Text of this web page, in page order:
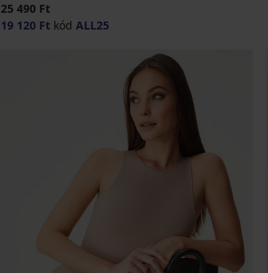
25 490 Ft
19 120 Ft kód ALL25